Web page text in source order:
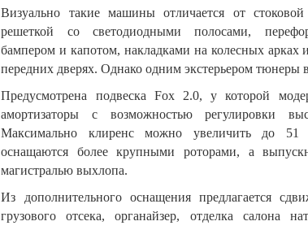
Визуально такие машины отличается от
решеткой со светодиодными полосами,
бампером и капотом, накладками на колесных арках
передних дверях. Однако одним экстерьером тюнеры
Предусмотрена подвеска Fox2.0, у которой
амортизаторы с возможностью регулировки
Максимально клиренс можно увеличить до
оснащаются более крупными роторами, а
магистралью выхлопа.
Из дополнительного оснащения предлагается
грузового отсека, органайзер, отделка салона